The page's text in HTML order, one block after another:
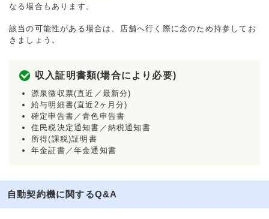
なる場合もあります。
該当の可能性がある場合は、店舗へ行く際に念のため持参してお
きましょう。
収入証明書類(場合により必要)
源泉徴収票(直近／最新分)
給与明細書(直近2ヶ月分)
確定申告書／青色申告書
住民税決定通知書／納税通知書
所得(課税)証明書
年金証書／年金通知書
自動契約機に関するQ&A